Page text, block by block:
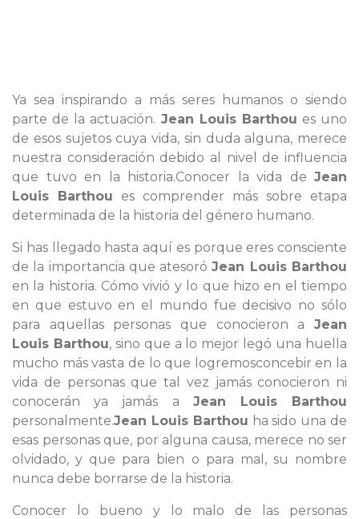
Ya sea inspirando a más seres humanos o siendo
parte de la actuación. Jean Louis Barthou es uno
de esos sujetos cuya vida, sin duda alguna, merece
nuestra consideración debido al nivel de influencia
que tuvo en la historia.Conocer la vida de Jean
Louis Barthou es comprender más sobre etapa
determinada de la historia del género humano.
Si has llegado hasta aquí es porque eres consciente
de la importancia que atesoróJean Louis Barthou
en la historia. Cómo vivió y lo que hizo en el tiempo
en que estuvo en el mundo fue decisivo no sólo
para aquellas personas que conocieron a Jean
Louis Barthou, sino que a lo mejor legó una huella
mucho más vasta de lo que logremosconcebir en la
vida de personas que tal vez jamás conocieron ni
conocerán ya jamás a Jean Louis Barthou
personalmente.Jean Louis Barthou ha sido una de
esas personas que, por alguna causa, merece no ser
olvidado, y que para bien o para mal, su nombre
nunca debe borrarse de la historia.
Conocer lo bueno y lo malo de las personas